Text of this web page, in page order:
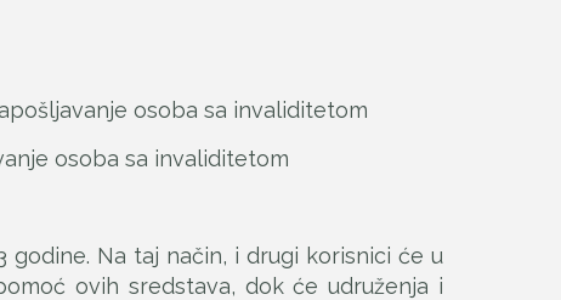
osoba sa invaliditetom
osoba sa invaliditetom
godine. Na taj način, i drugi korisnici će u
ovih sredstava, dok će udruženja i